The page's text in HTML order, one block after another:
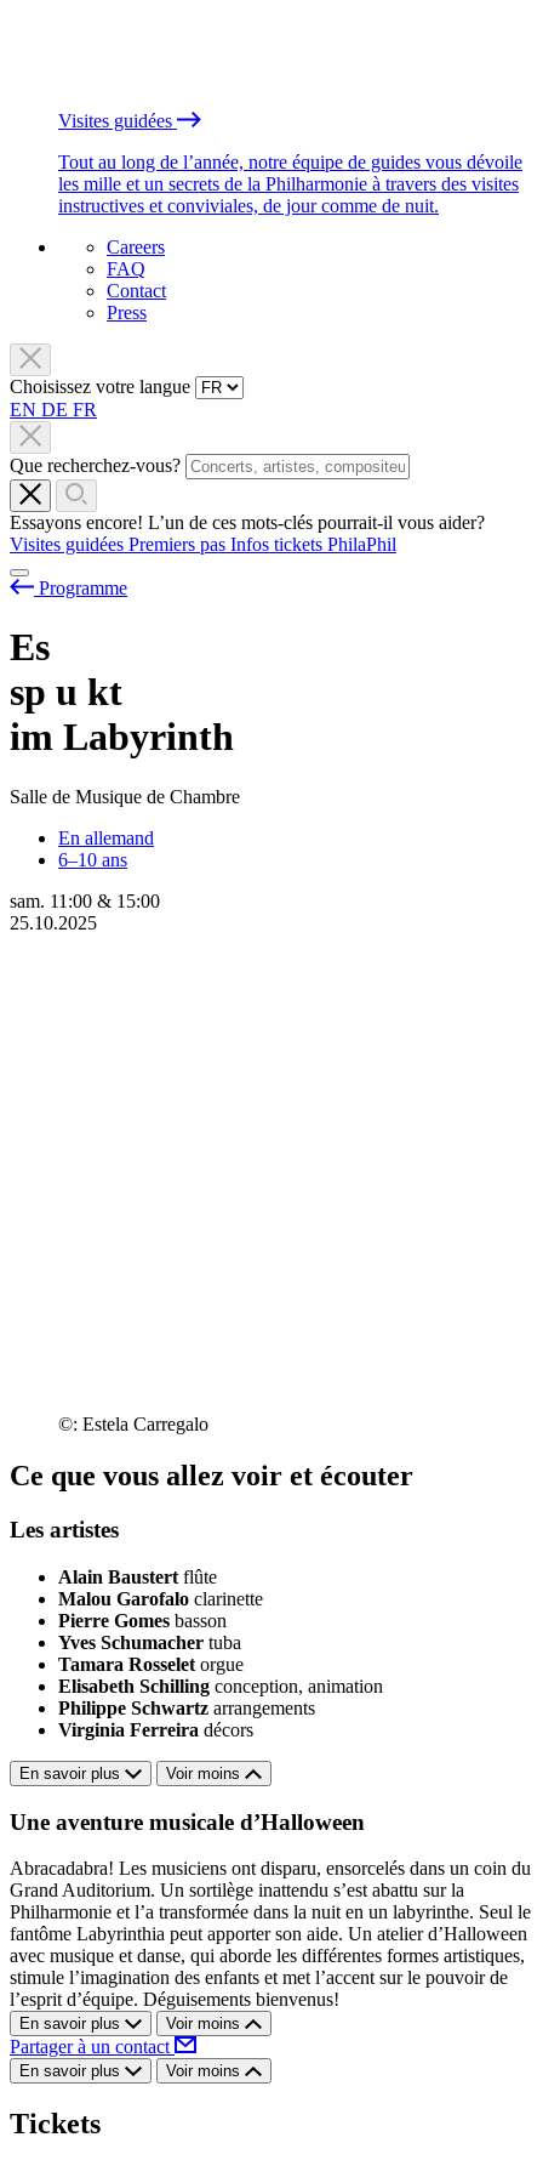
Visites guidées
Tout au long de l’année, notre équipe de guides vous dévoile
les mille et un secrets de la Philharmonie à travers des visites
instructives et conviviales, de jour comme de nuit.
Careers
FAQ
Contact
Press
Choisissez votre langue
EN DE FR
Que recherchez-vous?
Essayons encore! L’un de ces mots-clés pourrait-il vous aider?
Visites guidées Premiers pas Infos tickets PhilaPhil
Programme
Es
sp u kt
im Labyrinth
Salle de Musique de Chambre
En allemand
6–10 ans
sam. 11:00 & 15:00
25.10.2025
©: Estela Carregalo
Ce que vous allez voir et écouter
Les artistes
Alain Baustert flûte
Malou Garofalo clarinette
Pierre Gomes basson
Yves Schumacher tuba
Tamara Rosselet orgue
Elisabeth Schilling conception, animation
Philippe Schwartz arrangements
Virginia Ferreira décors
En savoir plus Voir moins
Une aventure musicale d’Halloween
Abracadabra! Les musiciens ont disparu, ensorcelés dans un coin du
Grand Auditorium. Un sortilège inattendu s’est abattu sur la
Philharmonie et l’a transformée dans la nuit en un labyrinthe. Seul le
fantôme Labyrinthia peut apporter son aide. Un atelier d’Halloween
avec musique et danse, qui aborde les différentes formes artistiques,
stimule l’imagination des enfants et met l’accent sur le pouvoir de
l’esprit d’équipe. Déguisements bienvenus!
En savoir plus Voir moins
Partager à un contact
En savoir plus Voir moins
Tickets